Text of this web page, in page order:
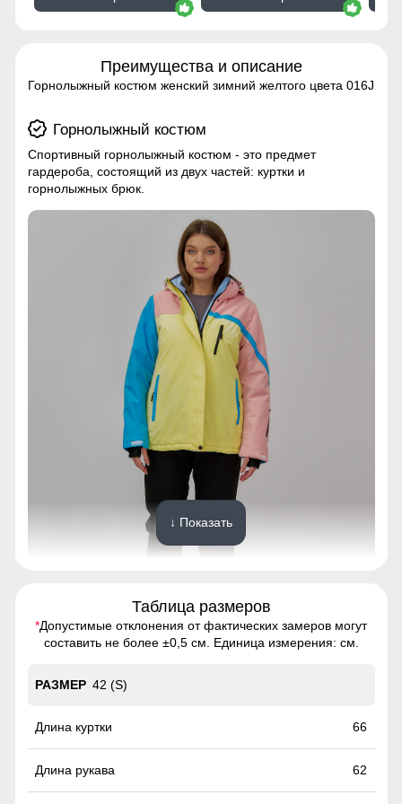
Преимущества и описание
Горнолыжный костюм женский зимний желтого цвета 016J
Горнолыжный костюм
Спортивный горнолыжный костюм - это предмет
гардероба, состоящий из двух частей: куртки и
горнолыжных брюк.
Спортивный горнолыжный костюм - это предмет
гардероба, состоящий из двух частей: куртки и
горнолыжных брюк.
Съемный ветрозащитный капюшон
Капюшон надежно защищает от различных внешних
факторов, таких как ветер.
↓ Показать
Таблица размеров
*Допустимые отклонения от фактических замеров могут
составить не более ±0,5 см. Единица измерения: см.
42 (S)
66
62